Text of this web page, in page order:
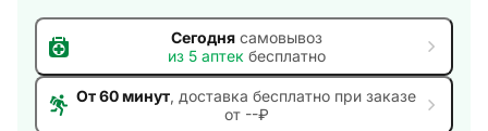
Сегоднясамовывоз
из 5 аптек бесплатно
От 60 минут, доставка бесплатно при заказе
от --₽